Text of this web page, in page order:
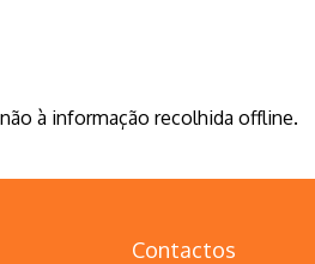
à informação recolhida offline.
Contactos